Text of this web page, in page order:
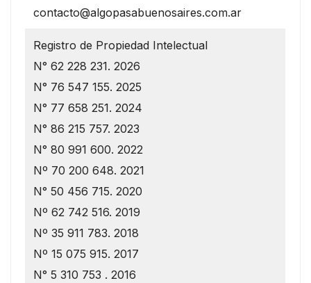
contacto@algopasabuenosaires.com.ar
Registro de Propiedad Intelectual
N° 62 228 231. 2026
N° 76 547 155. 2025
N° 77 658 251. 2024
N° 86 215 757. 2023
N° 80 991 600. 2022
Nº 70 200 648. 2021
N° 50 456 715. 2020
Nº 62 742 516. 2019
Nº 35 911 783. 2018
Nº 15 075 915. 2017
N° 5 310 753 . 2016